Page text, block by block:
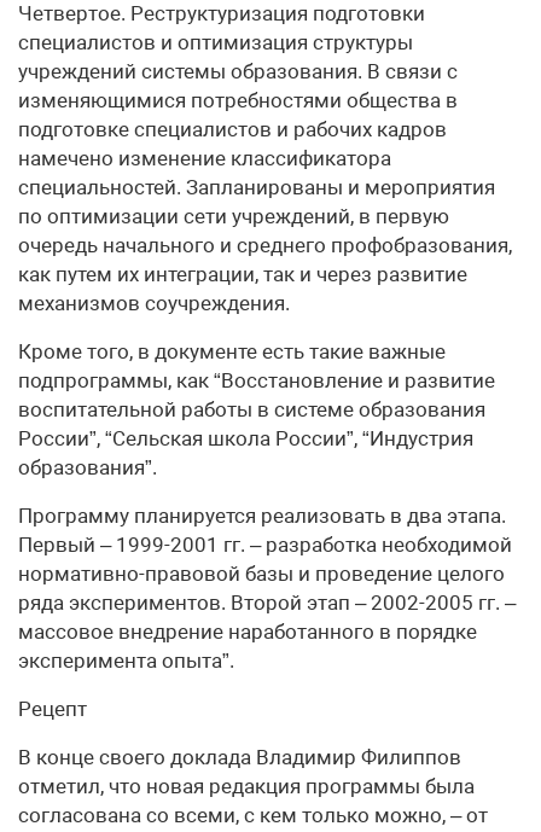
Четвертое. Реструктуризация подготовки
специалистов и оптимизация структуры
учреждений системы образования. В связи с
изменяющимися потребностями общества в
подготовке специалистов и рабочих кадров
намечено изменение классификатора
специальностей. Запланированы и мероприятия
по оптимизации сети учреждений, в первую
очередь начального и среднего профобразования,
как путем их интеграции, так и через развитие
механизмов соучреждения.
Кроме того, в документе есть такие важные
подпрограммы, как “Восстановление и развитие
воспитательной работы в системе образования
России”, “Сельская школа России”, “Индустрия
образования”.
Программу планируется реализовать в два этапа.
Первый – 1999-2001 гг. – разработка необходимой
нормативно-правовой базы и проведение целого
ряда экспериментов. Второй этап – 2002-2005 гг. –
массовое внедрение наработанного в порядке
эксперимента опыта”.
Рецепт
В конце своего доклада Владимир Филиппов
отметил, что новая редакция программы была
согласована со всеми, с кем только можно, – от